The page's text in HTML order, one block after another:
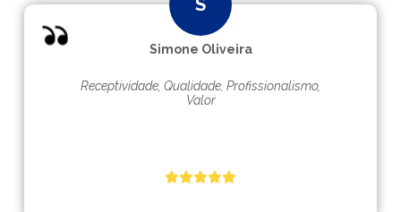
Simone Oliveira
Receptividade, Qualidade, Profissionalismo,
Valor